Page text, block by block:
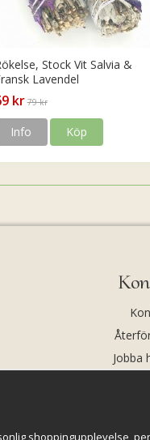
Stock Vit Salvia &
Lavendel
kr 79 kr
Info Köp
Jobba
shoppingupplevelse,